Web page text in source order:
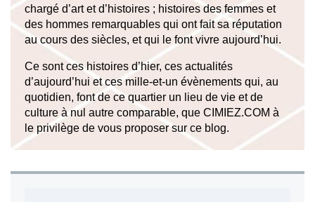
chargé d’art et d’histoires ; histoires des femmes et
des hommes remarquables qui ont fait sa réputation
au cours des siècles, et qui le font vivre aujourd’hui.
Ce sont ces histoires d’hier, ces actualités
d’aujourd’hui et ces mille-et-un évènements qui, au
quotidien, font de ce quartier un lieu de vie et de
culture à nul autre comparable, que CIMIEZ.COM à
le privilège de vous proposer sur ce blog.